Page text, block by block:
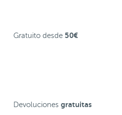
Gratuito desde 50€
Devoluciones gratuitas